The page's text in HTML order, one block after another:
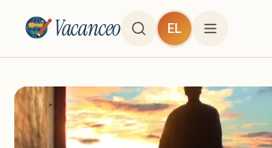
Vacanceo EL